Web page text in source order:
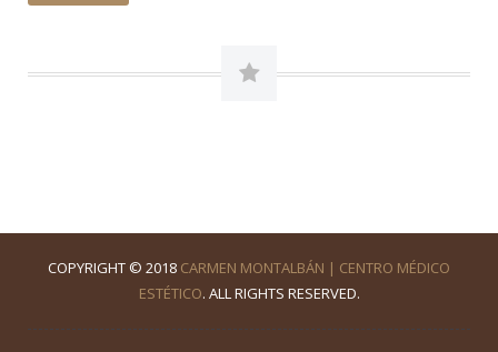
COPYRIGHT © 2018 CARMEN MONTALBÁN | CENTRO MÉDICO
ESTÉTICO. ALL RIGHTS RESERVED.